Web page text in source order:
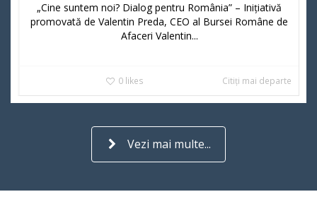
„Cine suntem noi? Dialog pentru România” – Inițiativă
promovată de Valentin Preda, CEO al Bursei Române de
Afaceri Valentin...
0 likes Citiți mai departe
Vezi mai multe...